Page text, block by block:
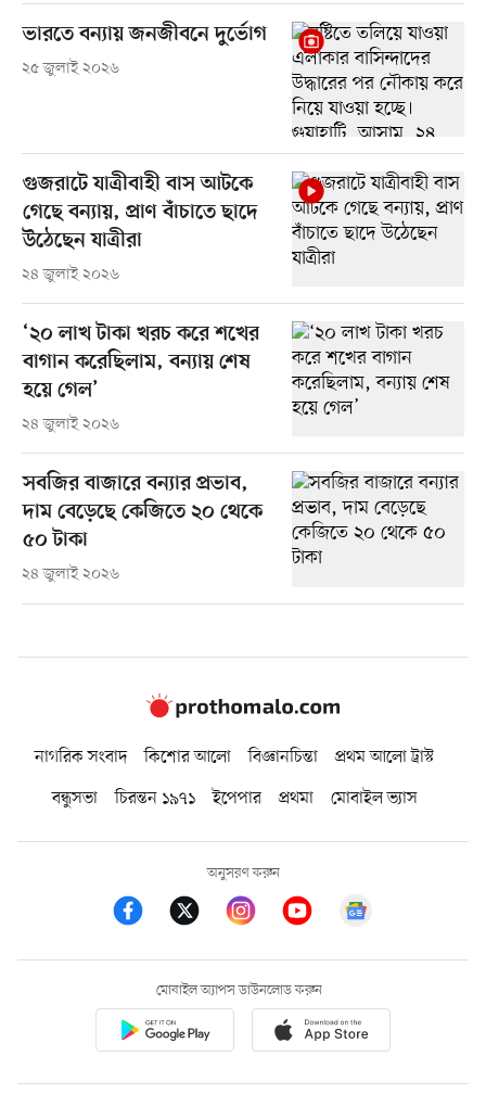
ভারতে বন্যায় জনজীবনে দুর্ভোগ
২৫ জুলাই ২০২৬
গুজরাটে যাত্রীবাহী বাস আটকে
গেছে বন্যায়, প্রাণ বাঁচাতে ছাদে
উঠেছেন যাত্রীরা
২৪ জুলাই ২০২৬
‘২০ লাখ টাকা খরচ করে শখের
বাগান করেছিলাম, বন্যায় শেষ
হয়ে গেল’
২৪ জুলাই ২০২৬
সবজির বাজারে বন্যার প্রভাব,
দাম বেড়েছে কেজিতে ২০ থেকে
৫০ টাকা
২৪ জুলাই ২০২৬
নাগরিক সংবাদ কিশোর আলো বিজ্ঞানচিন্তা
প্রথম আলো ট্রাস্ট
বন্ধুসভা
চিরন্তন ১৯৭১ ইপেপার প্রথমা মোবাইল ভ্যাস
অনুসরণ করুন
মোবাইল অ্যাপস ডাউনলোড করুন